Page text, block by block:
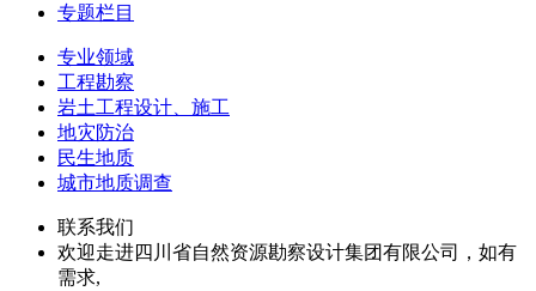
专题栏目
专业领域
工程勘察
岩土工程设计、施工
地灾防治
民生地质
城市地质调查
联系我们
欢迎走进四川省自然资源勘察设计集团有限公司，如有
需求,